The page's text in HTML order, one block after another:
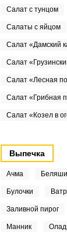
Салат с тунцом
Салаты с яйцом
Салат «Дамский
Салат
Салат «Лесная
Салат «Грибная
Салат «Козел в
Выпечка
Ачма Беляши
Булочки
Заливной пирог
Манник